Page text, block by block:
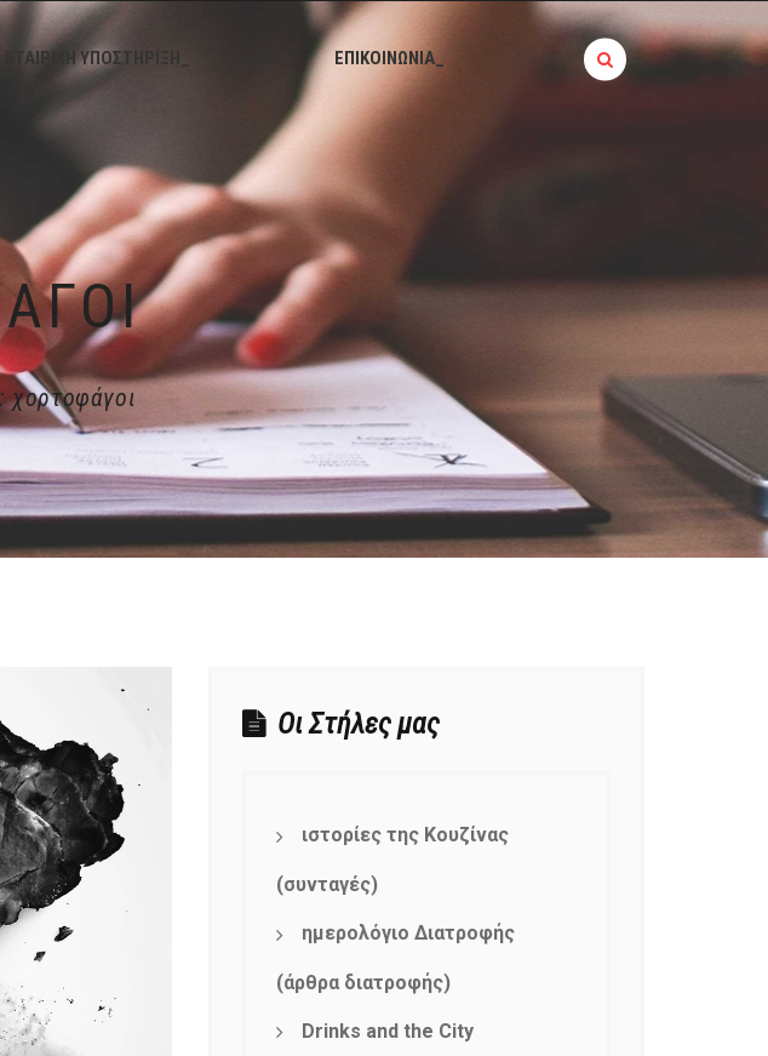
ΕΤΑΙΡΙΚΗ ΥΠΟΣΤΗΡΙΞΗ_ ΕΠΙΚΟΙΝΩΝΙΑ_
χορτοφάγοι
Οι Στήλες μας
ιστορίες της Κουζίνας
(συνταγές)
ημερολόγιο Διατροφής
(άρθρα διατροφής)
Drinks and the City